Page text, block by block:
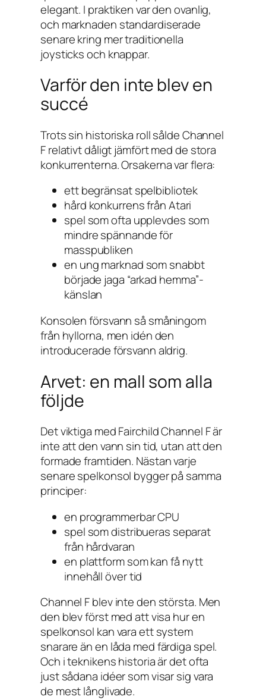
elegant. I praktiken var den ovanlig,
och marknaden standardiserade
senare kring mer traditionella
joysticks och knappar.
Varför den inte blev en
succé
Trots sin historiska roll sålde Channel
F relativt dåligt jämfört med de stora
konkurrenterna. Orsakerna var flera:
ett begränsat spelbibliotek
hård konkurrens från Atari
spel som ofta upplevdes som
mindre spännande för
masspubliken
en ung marknad som snabbt
började jaga “arkad hemma”-
känslan
Konsolen försvann så småningom
från hyllorna, men idén den
introducerade försvann aldrig.
Arvet: en mall som alla
följde
Det viktiga med Fairchild Channel F är
inte att den vann sin tid, utan att den
formade framtiden. Nästan varje
senare spelkonsol bygger på samma
principer:
en programmerbar CPU
spel som distribueras separat
från hårdvaran
en plattform som kan få nytt
innehåll över tid
Channel F blev inte den största. Men
den blev först med att visa hur en
spelkonsol kan vara ett system
snarare än en låda med färdiga spel.
Och i teknikens historia är det ofta
just sådana idéer som visar sig vara
de mest långlivade.